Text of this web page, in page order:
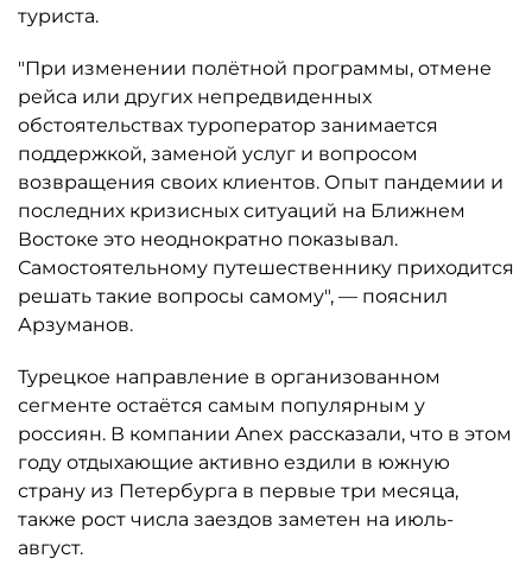
туриста.
"При изменении полётной программы, отмене
рейса или других непредвиденных
обстоятельствах туроператор занимается
поддержкой, заменой услуг и вопросом
возвращения своих клиентов. Опыт пандемии и
последних кризисных ситуаций на Ближнем
Востоке это неоднократно показывал.
Самостоятельному путешественнику приходится
решать такие вопросы самому", — пояснил
Арзуманов.
Турецкое направление в организованном
сегменте остаётся самым популярным у
россиян. В компании Anex рассказали, что в этом
году отдыхающие активно ездили в южную
страну из Петербурга в первые три месяца,
также рост числа заездов заметен на июль-
август.